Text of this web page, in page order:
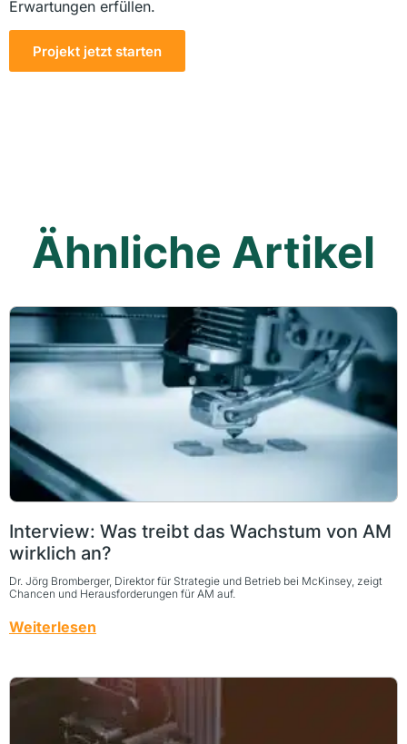
Erwartungen erfüllen.
Projekt jetzt starten
Ähnliche Artikel
Interview: Was treibt das Wachstum von AM
wirklich an?
Dr. Jörg Bromberger, Direktor für Strategie und Betrieb bei McKinsey, zeigt
Chancen und Herausforderungen für AM auf.
Weiterlesen